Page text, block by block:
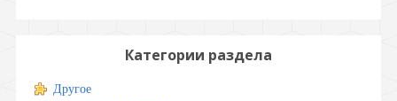
Категории раздела
Другое